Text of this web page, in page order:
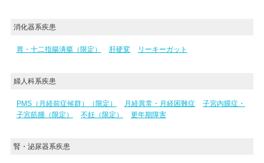
消化器系疾患
胃・十二指腸潰瘍（限定） 肝硬変 リーキーガット
婦人科系疾患
PMS（月経前症候群）（限定） 月経異常・月経困難症
子宮内膜症・
子宮筋腫（限定）
不妊（限定） 更年期障害
腎・泌尿器系疾患